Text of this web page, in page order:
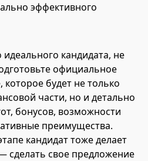
эффективного
кандидата, не
официальное
будет не только
части, но и детально
бонусов, возможности
преимущества.
кандидат тоже делает
сделать свое предложение